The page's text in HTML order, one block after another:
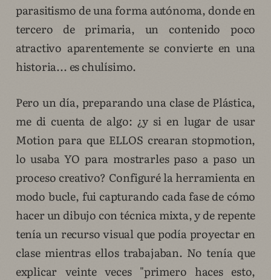
parasitismo de una forma autónoma, donde en
tercero de primaria, un contenido poco
atractivo aparentemente se convierte en una
historia... es chulísimo.
Pero un día, preparando una clase de Plástica,
me di cuenta de algo: ¿y si en lugar de usar
Motion para que ELLOS crearan stopmotion,
lo usaba YO para mostrarles paso a paso un
proceso creativo? Configuré la herramienta en
modo bucle, fui capturando cada fase de cómo
hacer un dibujo con técnica mixta, y de repente
tenía un recurso visual que podía proyectar en
clase mientras ellos trabajaban. No tenía que
explicar veinte veces "primero haces esto,